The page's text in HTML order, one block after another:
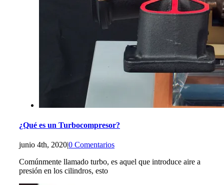
¿Qué es un Turbocompresor?
junio 4th, 2020|0 Comentarios
Comúnmente llamado turbo, es aquel que introduce aire a
presión en los cilindros, esto